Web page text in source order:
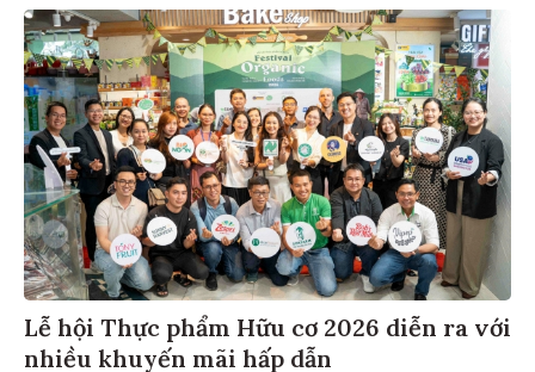
Lễ hội Thực phẩm Hữu cơ 2026 diễn ra với
nhiều khuyến mãi hấp dẫn